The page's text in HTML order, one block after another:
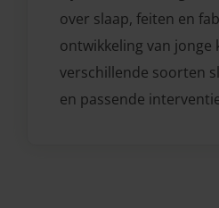
over slaap, feiten en
ontwikkeling van jonge
verschillende soorten
en passende